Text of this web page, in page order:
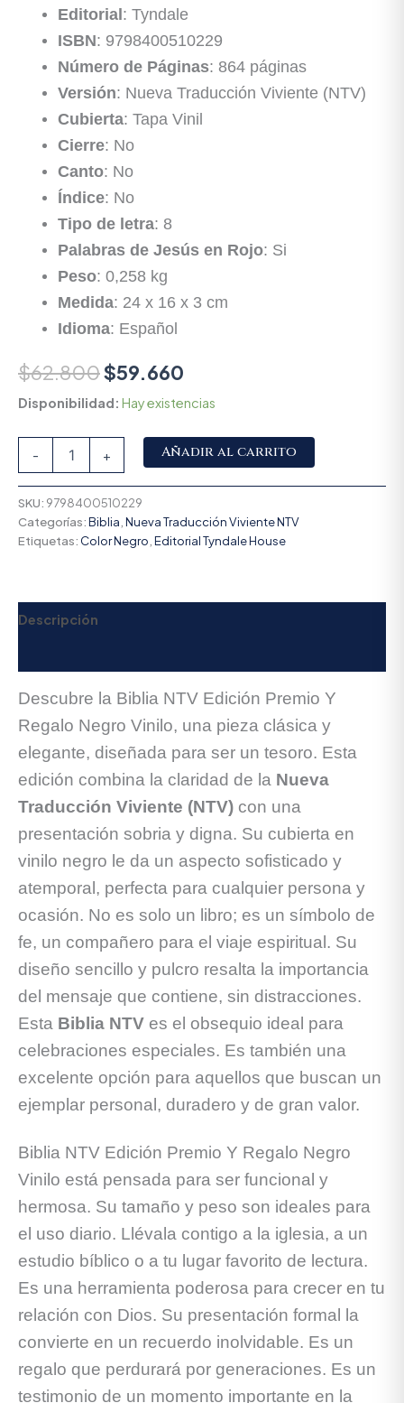
Editorial : Tyndale
ISBN: 9798400510229
Número de Páginas: 864 páginas
Versión: Nueva Traducción Viviente (NTV)
Cubierta: Tapa Vinil
Cierre: No
Canto: No
Índice: No
Tipo de letra: 8
Palabras de Jesús en Rojo: Si
Peso: 0,258 kg
Medida: 24 x 16 x 3 cm
Idioma: Español
$62.800$59.660
Disponibilidad: Hay existencias
- + Añadir al carrito
SKU: 9798400510229
Categorías:Biblia Nueva Traducción Viviente NTV
Etiquetas: Color Negro Editorial Tyndale House
Descripción
Descubre la Biblia NTV Edición Premio Y
Regalo Negro Vinilo, una pieza clásica y
elegante, diseñada para ser un tesoro. Esta
edición combina la claridad de la Nueva
Traducción Viviente (NTV) con una
presentación sobria y digna. Su cubierta en
vinilo negro le da un aspecto sofisticado y
atemporal, perfecta para cualquier persona y
ocasión. No es solo un libro; es un símbolo de
fe, un compañero para el viaje espiritual. Su
diseño sencillo y pulcro resalta la importancia
del mensaje que contiene, sin distracciones.
Esta Biblia NTV es el obsequio ideal para
celebraciones especiales. Es también una
excelente opción para aquellos que buscan un
ejemplar personal, duradero y de gran valor.
Biblia NTV Edición Premio Y Regalo Negro
Vinilo está pensada para ser funcional y
hermosa. Su tamaño y peso son ideales para
el uso diario. Llévala contigo a la iglesia, a un
estudio bíblico o a tu lugar favorito de lectura.
Es una herramienta poderosa para crecer en tu
relación con Dios. Su presentación formal la
convierte en un recuerdo inolvidable. Es un
regalo que perdurará por generaciones. Es un
testimonio de un momento importante en la